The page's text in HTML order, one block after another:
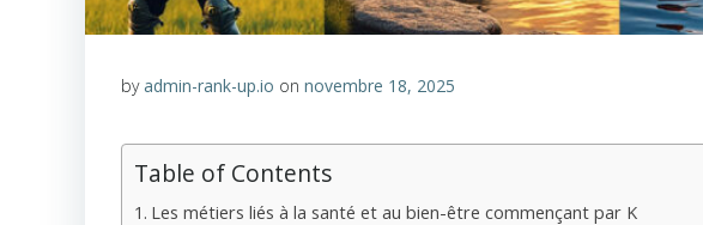
byadmin-rank-up.io on novembre 18, 2025
Table of Contents
Les métiers liés à la santé et au bien-être commençant par K